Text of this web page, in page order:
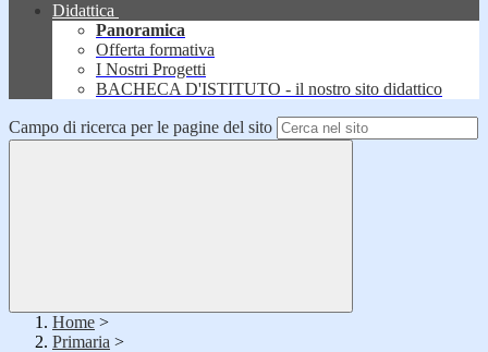
Didattica
Panoramica
Offerta formativa
I Nostri Progetti
BACHECA D'ISTITUTO - il nostro sito didattico
Campo di ricerca per le pagine del sito
Home >
Primaria >